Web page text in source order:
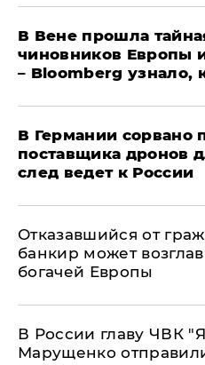
В Вене прошла
чиновников Европы
– Bloomberg узнало,
​В Германии сорвано
поставщика дронов
след ведет к России
Отказавшийся от
банкир может
богачей Европы
В России главу ЧВК
Марущенко